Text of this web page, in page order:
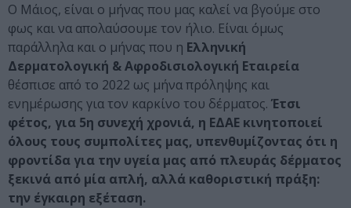
Ο Μάιος, είναι ο μήνας που μας καλεί να βγούμε στο
φως και να απολαύσουμε τον ήλιο. Είναι όμως
παράλληλα και ο μήνας που η Ελληνική
Δερματολογική & Αφροδισιολογική Εταιρεία
θέσπισε από το 2022 ως μήνα πρόληψης και
ενημέρωσης για τον καρκίνο του δέρματος. Έτσι
φέτος, για 5η συνεχή χρονιά, η ΕΔΑΕ κινητοποιεί
όλους τους συμπολίτες μας, υπενθυμίζοντας ότι η
φροντίδα για την υγεία μας από πλευράς δέρματος
ξεκινά από μία απλή, αλλά καθοριστική πράξη:
την έγκαιρη εξέταση.